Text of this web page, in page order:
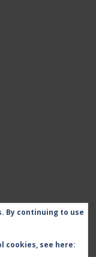
By continuing to use
cookies, see here: